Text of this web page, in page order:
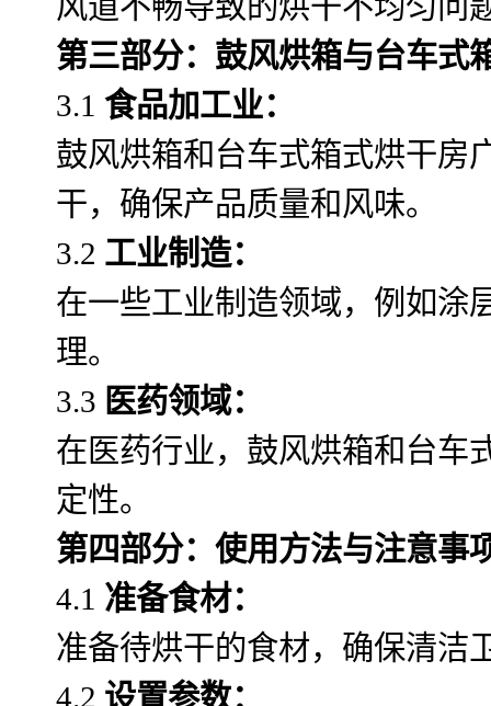
第三部分：鼓风烘箱与台车式
3.1 食品加工业：
鼓风烘箱和台车式箱式烘干房
干，确保产品质量和风味。
3.2 工业制造：
在一些工业制造领域，例如涂
理。
3.3 医药领域：
在医药行业，鼓风烘箱和台车
定性。
第四部分：使用方法与注意事
4.1 准备食材：
准备待烘干的食材，确保清洁
4.2 设置参数：